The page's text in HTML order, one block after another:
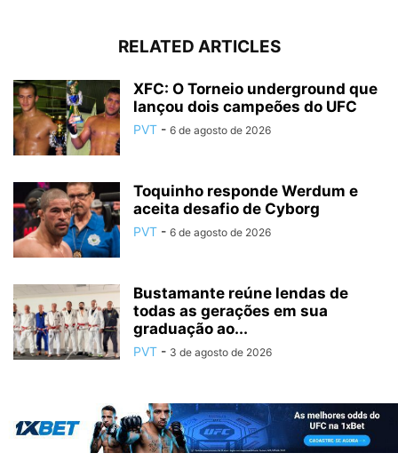
RELATED ARTICLES
XFC: O Torneio underground que
lançou dois campeões do UFC
PVT - 6 de agosto de 2026
Toquinho responde Werdum e
aceita desafio de Cyborg
PVT - 6 de agosto de 2026
Bustamante reúne lendas de
todas as gerações em sua
graduação ao...
PVT - 3 de agosto de 2026